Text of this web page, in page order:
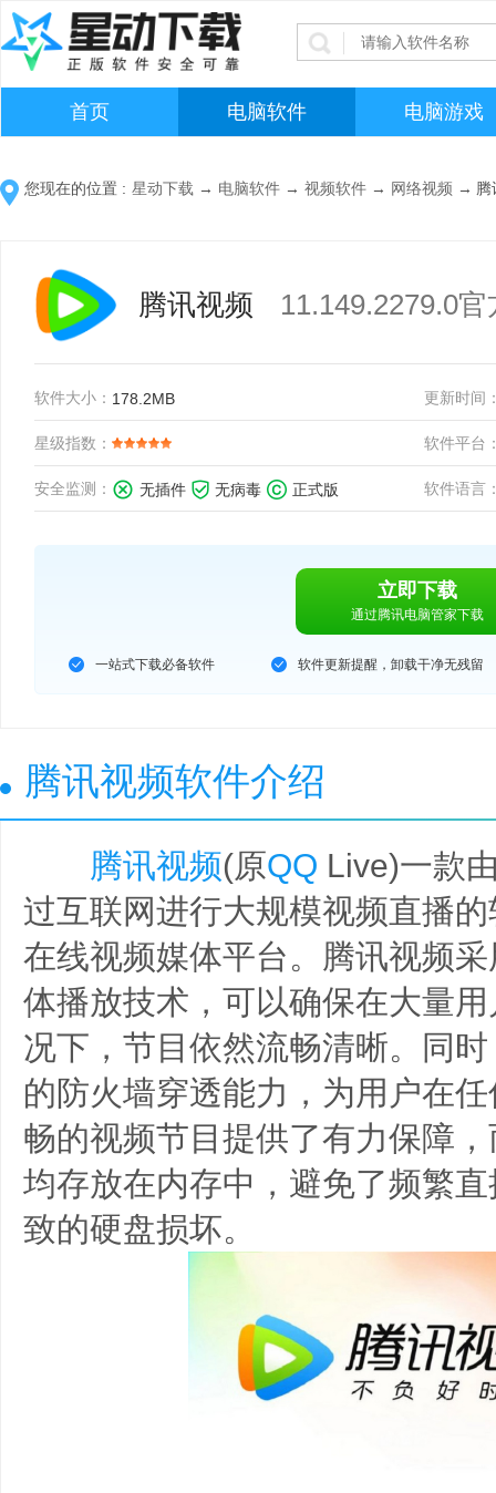
首页 电脑软件 电脑游戏
您现在的位置 : 星动下载 → 电脑软件 → 视频软件 → 网络视频 →
腾讯视频 11.149.2279.0
软件大小： 178.2MB 更新时间
星级指数： 软件平台
安全监测： 无插件 无病毒 正式版 软件语言
立即下载
通过腾讯电脑管家下载
一站式下载必备软件 软件更新提醒，卸载干净无残留
腾讯视频软件介绍
腾讯视频(原QQ Live)一款
过互联网进行大规模视频直播
在线视频媒体平台。腾讯视频
体播放技术，可以确保在大量
况下，节目依然流畅清晰。同
的防火墙穿透能力，为用户在
畅的视频节目提供了有力保障
均存放在内存中，避免了频繁
致的硬盘损坏。